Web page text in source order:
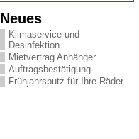
Neues
Klimaservice und
Desinfektion
Mietvertrag Anhänger
Auftragsbestätigung
Frühjahrsputz für Ihre Räder